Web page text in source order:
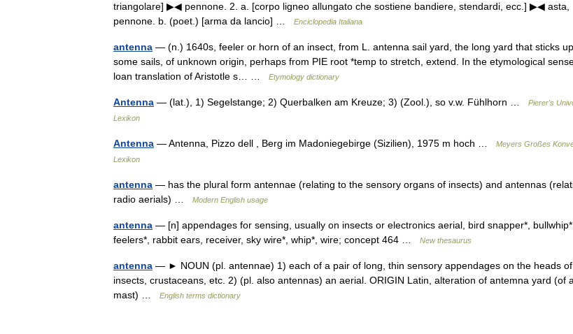
triangolare] ▶◀ pennone. 2. a. [corpo ligneo allungato che sostiene bandiere, stendardi, ecc.] ▶◀ asta,
pennone. b. (poet.) [arma da lancio] …
Enciclopedia Italiana
antenna — (n.) 1640s, feeler or horn of an insect, from L. antenna sail yard, the long yard that sticks
some sails, of unknown origin, perhaps from PIE root *temp to stretch, extend. In the etymological
loan translation of Aristotle s… …
Etymology dictionary
Antenna — (lat.), 1) Segelstange; 2) Querbalken am Kreuze; 3) (Zool.), so v.w. Fühlhorn …
Pierer's
Lexikon
Antenna — Antenna, Pizzo dell , Berg im Madoniegebirge (Sizilien), 1975 m hoch …
Meyers Großes
Lexikon
antenna — has the plural form antennae (relating to the sensory organs of insects) and antennas
radio aerials) …
Modern English usage
antenna — [n] appendages for sensing, usually on insects or electronics aerial, bird snapper*,
feelers*, rabbit ears, receiver, sky wire*, whip*, wire; concept 464 …
New thesaurus
antenna — ► NOUN (pl. antennae) 1) each of a pair of long, thin sensory appendages on the heads of
insects, crustaceans, etc. 2) (pl. also antennas) an aerial. ORIGIN Latin, alteration of antemna yard (of
mast) …
English terms dictionary